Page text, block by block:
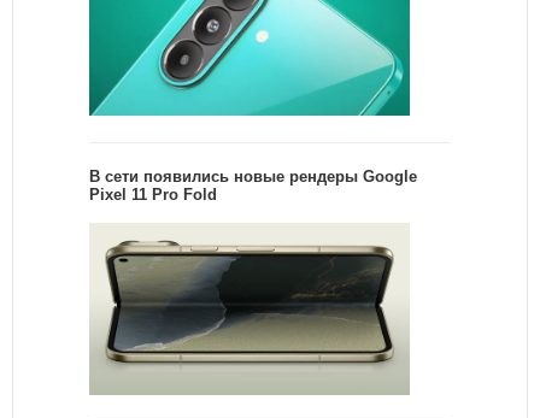
В сети появились новые рендеры Google
Pixel 11 Pro Fold